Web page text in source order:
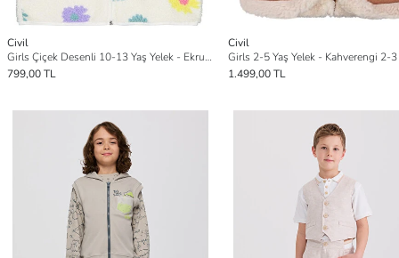
Civil
Girls Çiçek Desenli 10-13 Yaş Yelek - Ekru 12-13 Yaş
799,00 TL
Civil
Girls 2-5 Yaş Yelek - Kahverengi 2-3
1.499,00 TL